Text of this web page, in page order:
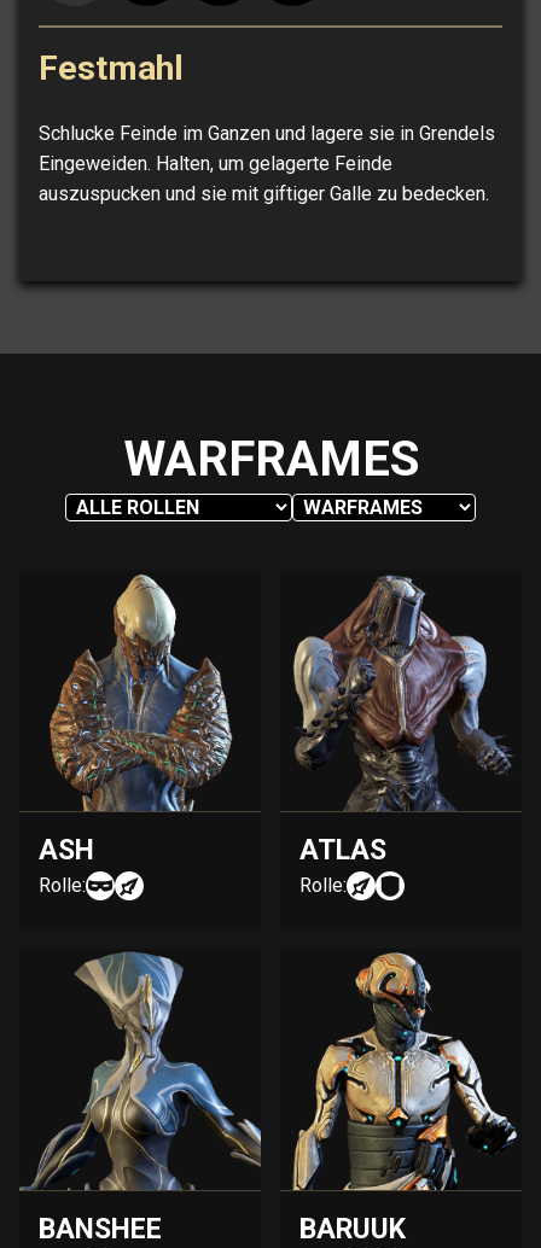
Festmahl
Schlucke Feinde im Ganzen und lagere sie in Grendels
Eingeweiden. Halten, um gelagerte Feinde
auszuspucken und sie mit giftiger Galle zu bedecken.
WARFRAMES
ASH
Rolle:
ATLAS
Rolle:
BANSHEE BARUUK